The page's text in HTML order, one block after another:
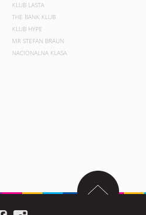
KLUB LASTA
THE BANK KLUB
KLUB HYPE
MR STEFAN BRAUN
NACIONALNA KLASA